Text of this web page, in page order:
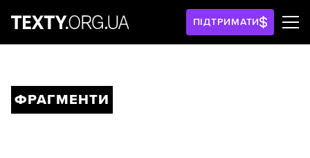
ПІДТРИМАТИ
ФРАГМЕНТИ